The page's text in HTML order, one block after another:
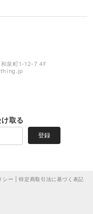
泉町1-12-7 4F
取る
登録
シー |特定商取引法に基づく表記